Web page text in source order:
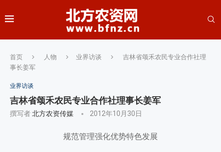
首页 人物 业界访谈
吉林省颂禾农民专业合作社理
事长姜军
业界访谈
吉林省颂禾农民专业合作社理事长姜军
撰写者北方农资传媒 2012年10月30日
规范管理强化优势特色发展